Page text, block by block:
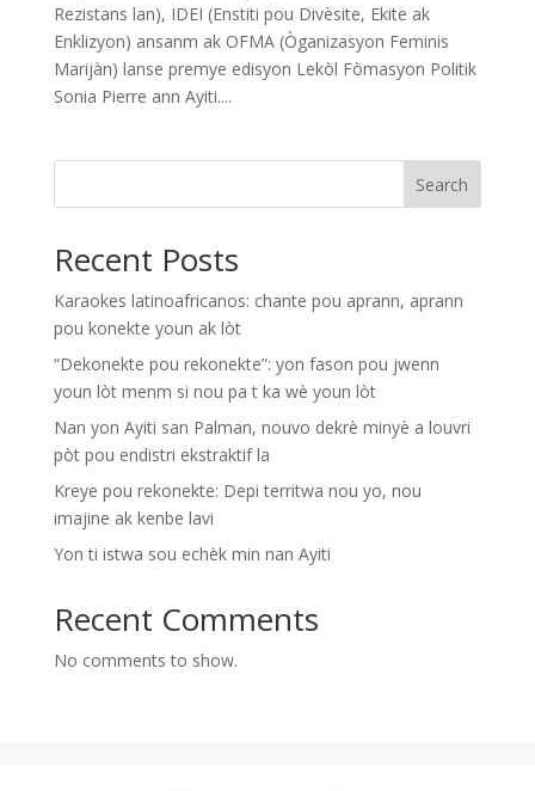
Rezistans lan), IDEI (Enstiti pou Divèsite, Ekite ak
Enklizyon) ansanm ak OFMA (Òganizasyon Feminis
Marijàn) lanse premye edisyon Lekòl Fòmasyon Politik
Sonia Pierre ann Ayiti....
Search
Recent Posts
Karaokes latinoafricanos: chante pou aprann, aprann
pou konekte youn ak lòt
“Dekonekte pou rekonekte”: yon fason pou jwenn
youn lòt menm si nou pa t ka wè youn lòt
Nan yon Ayiti san Palman, nouvo dekrè minyè a louvri
pòt pou endistri ekstraktif la
Kreye pou rekonekte: Depi territwa nou yo, nou
imajine ak kenbe lavi
Yon ti istwa sou echèk min nan Ayiti
Recent Comments
No comments to show.